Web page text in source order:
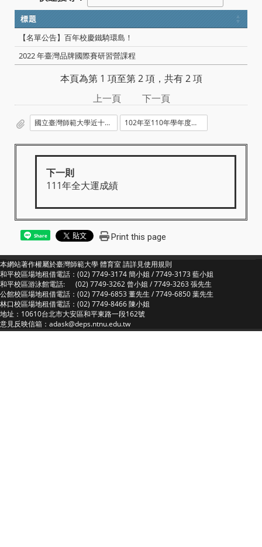
標題
【名單公告】百年校慶鐵騎環島！
2022 年臺灣品牌國際賽研習營課程
本頁為第 1 項至第 2 項，共有 2 項
上一頁
下一頁
國立臺灣師範大學近十年_2011-2021_世大運_亞運及奧運奪牌紀錄.pdf 102年至110年學年度國立台灣師範大學亞奧運及世大運選手成績名冊.docx
下一則
111年全大運成績
Share Print this page
本網站著作權屬於臺灣師範大學 體育室 請詳見使用規則
和平校區場地租借電話：(02) 7749-3174 簡小姐 / 7749-3173 藍小姐
和平校區游泳館電話: (02) 7749-3262 曾小姐 / 7749-3263 張先生
公館校區場地租借電話：(02) 7749-6853 董先生 / 7749-6850 葉先生
林口校區場地租借電話：(02) 7749-8466 陳小姐
地址：10610台北市大安區和平東路一段162號
意見反映信箱：adask@deps.ntnu.edu.tw